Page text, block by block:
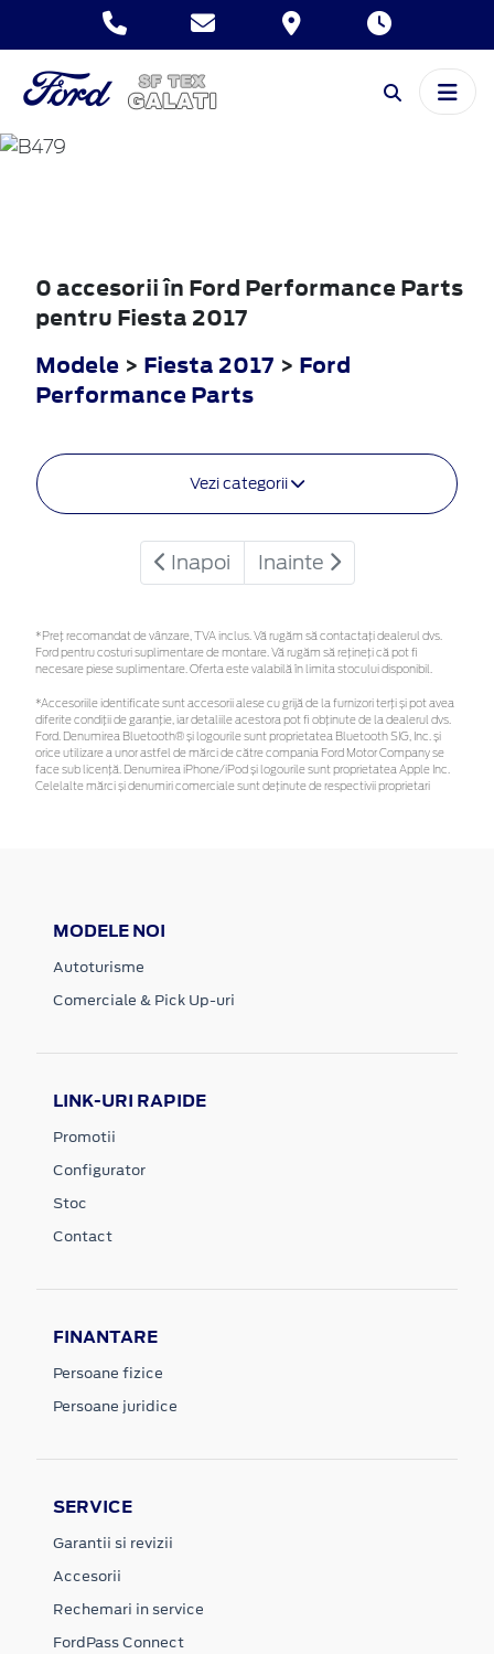
FIESTA
0 accesorii în Ford Performance Parts
pentru Fiesta 2017
Modele > Fiesta 2017 > Ford
Performance Parts
Vezi categorii
Inapoi Inainte
*Preţ recomandat de vânzare, TVA inclus. Vă rugăm să contactaţi dealerul dvs.
Ford pentru costuri suplimentare de montare. Vă rugăm să rețineți că pot fi
necesare piese suplimentare. Oferta este valabilă în limita stocului disponibil.
*Accesoriile identificate sunt accesorii alese cu grijă de la furnizori terți și pot avea
diferite condiții de garanție, iar detaliile acestora pot fi obținute de la dealerul dvs.
Ford. Denumirea Bluetooth® și logourile sunt proprietatea Bluetooth SIG, Inc. și
orice utilizare a unor astfel de mărci de către compania Ford Motor Company se
face sub licență. Denumirea iPhone/iPod și logourile sunt proprietatea Apple Inc.
Celelalte mărci și denumiri comerciale sunt deținute de respectivii proprietari
MODELE NOI
Autoturisme
Comerciale & Pick Up-uri
LINK-URI RAPIDE
Promotii
Configurator
Stoc
Contact
FINANTARE
Persoane fizice
Persoane juridice
SERVICE
Garantii si revizii
Accesorii
Rechemari in service
FordPass Connect